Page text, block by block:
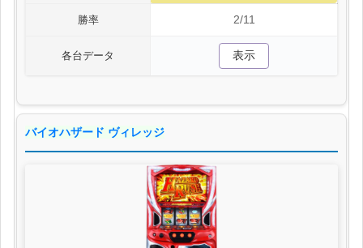
勝率 2/11
各台データ 表示
バイオハザード ヴィレッジ